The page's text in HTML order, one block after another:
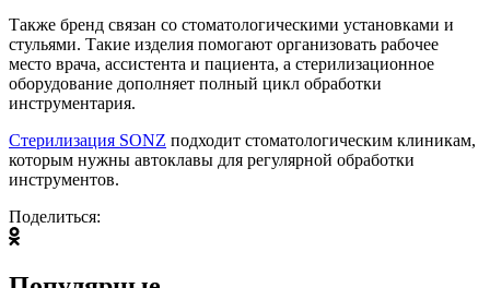
Также бренд связан со стоматологическими установками и
стульями. Такие изделия помогают организовать рабочее
место врача, ассистента и пациента, а стерилизационное
оборудование дополняет полный цикл обработки
инструментария.
Стерилизация SONZ подходит стоматологическим клиникам,
которым нужны автоклавы для регулярной обработки
инструментов.
Поделиться: